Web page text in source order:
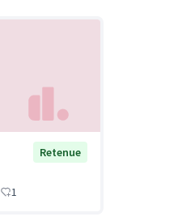
Retenue
1